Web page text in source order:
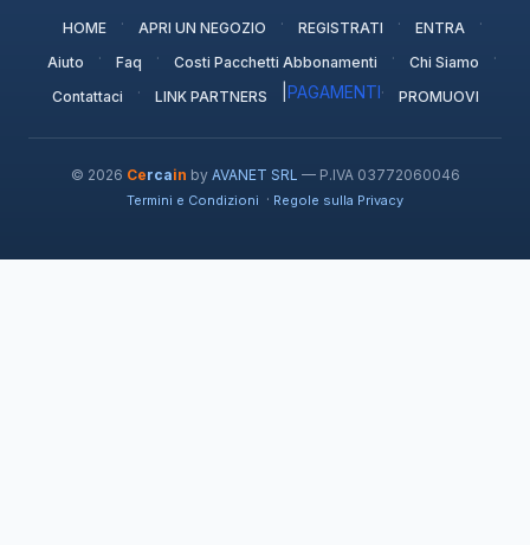
HOME · APRI UN NEGOZIO · REGISTRATI · ENTRA ·
Aiuto · Faq · Costi Pacchetti Abbonamenti · Chi Siamo ·
Contattaci · LINK PARTNERS PAGAMENTI· PROMUOVI
© 2026 Cercain by AVANET SRL — P.IVA 03772060046
Termini e Condizioni · Regole sulla Privacy